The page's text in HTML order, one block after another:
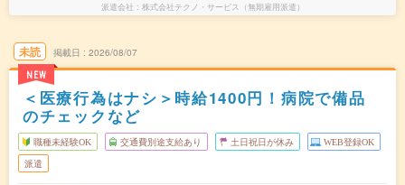
派遣会社 株式会社テクノ・サービス（無期雇用派遣）
未読
NEW
掲載日 2026/08/07
＜医療行為はナシ＞時給1400円！病院で備品
のチェックなど
職種未経験OK 交通費別途支給あり 土日祝日が休み WEB登録OK
派遣